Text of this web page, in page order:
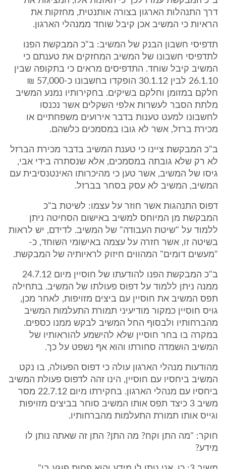
דרך התנהלות הארגון בצורה אותנטית, מחזקות את
הראיות כי המשיב אכן קיבל שוחד ממנהלי הארגון.
תדפיסי חשבון הבנק של המשיב: ב"כ המבקשת הפנו
לתדפיסי חשבונו של המשיב המחזקים את טענתם כי
המשיב קיבל שוחד. התדפיסים מראים כי בתקופה שבין
26.1.10 לבין 30.1.12 הופקדו בחשבונו כ-57,000 ₪
חלקם במזומן וחלקם בשיקים. בחקירותיו נמנע המשיב
מלתת הסבר לעשרות אלפי השקלים אשר נכנסו
לחשבונו למעט טענות בדבר אירועים משפחתיים או
מכירת ברזל, אשר לא גובו במסמכים כלשהם.
ב"כ המבקשת ציינו כי טענת המשיב בדבר מכירת הברזל
לא רק שלא גובתה במסמכים, אלא שנסתרה בידי אבי,
גיסו של המשיב, אשר טען כי מהיכרותו האינטנסיבית עם
המשיב, המשיב לא עסק בסחר בברזל.
דפוס התנהגות אשר חוזר על עצמו: לשיטת ב"כ
המבקשת מן המיוחס למשיב באישום הסחיטה ניתן
ללמוד על "שיטת העבודה" של המשיב. לדידם, יש לראות
בשיטה זו, אשר חזרה על עצמה באישומי השוחד, כ-
"מעשים דומים" המהווים חיזוק לראיותיה של המבקשת.
ב"כ המבקשת הפנו להודעתו של חוסיין מיום 24.7.12
ממנה ניתן ללמוד על דפוס פעולתו של המשיב. בתחילה
תפס המשיב את חוסיין עם ביצים מזויפות, לאחר מכן,
גויס חוסיין כמקור מודיעיני תמורת התעלמות המשיב
מהברחותיו ולבסוף החל המשיב לבקש ממנו כספים.
במקרה בו בחר חוסיין שלא להישמע להוראותיו של
המשיב הושמדה סחורתו והוא אף נשפט על כך.
מהודעות מנהלי הארגון עולה כי דפוס הפעולה, בו נקט
המשיב ביחסיו עם חוסיין, הינו זהה לדפוס פעולת המשיב
ביחסיו עם מנהלי הארגון. בחקירתו מיום 22.7.12 מסר
משיב 3 כיצד תפס אותו המשיב סוחר בביצים מזויפות
וגייס אותו תמורת התעלמות מהברחותיו.
חוקר: "מה התן וקח? מה התן? התן זה שאתה נותן לו
מידע?